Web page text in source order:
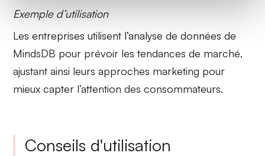
Exemple d’utilisation
Les entreprises utilisent l’analyse de données de
MindsDB pour prévoir lestendances de marché,
ajustant ainsi leurs approches marketing pour
mieux capter l’attention des consommateurs.
Conseils d'utilisation